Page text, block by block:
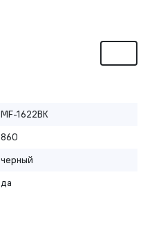
MF-1622BK
860
черный
да